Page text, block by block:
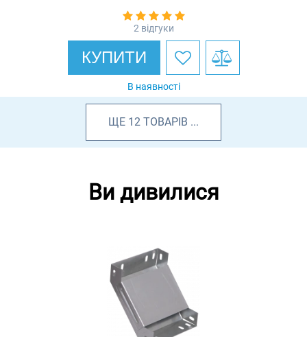
2 відгуки
КУПИТИ
В наявності
ЩЕ 12 ТОВАРІВ ...
Ви дивилися